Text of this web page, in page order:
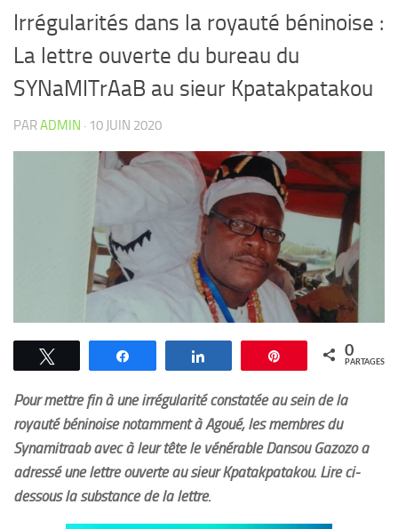
Irrégularités dans la royauté béninoise :
La lettre ouverte du bureau du
SYNaMITrAaB au sieur Kpatakpatakou
PARADMIN · 10 JUIN 2020
Épingle 0
PARTAGES
Pour mettre fin à une irrégularité constatée au sein de la
royauté béninoise notamment à Agoué, les membres du
Synamitraab avec à leur tête le vénérable Dansou Gazozo a
adressé une lettre ouverte au sieur Kpatakpatakou. Lire ci-
dessous la substance de la lettre.